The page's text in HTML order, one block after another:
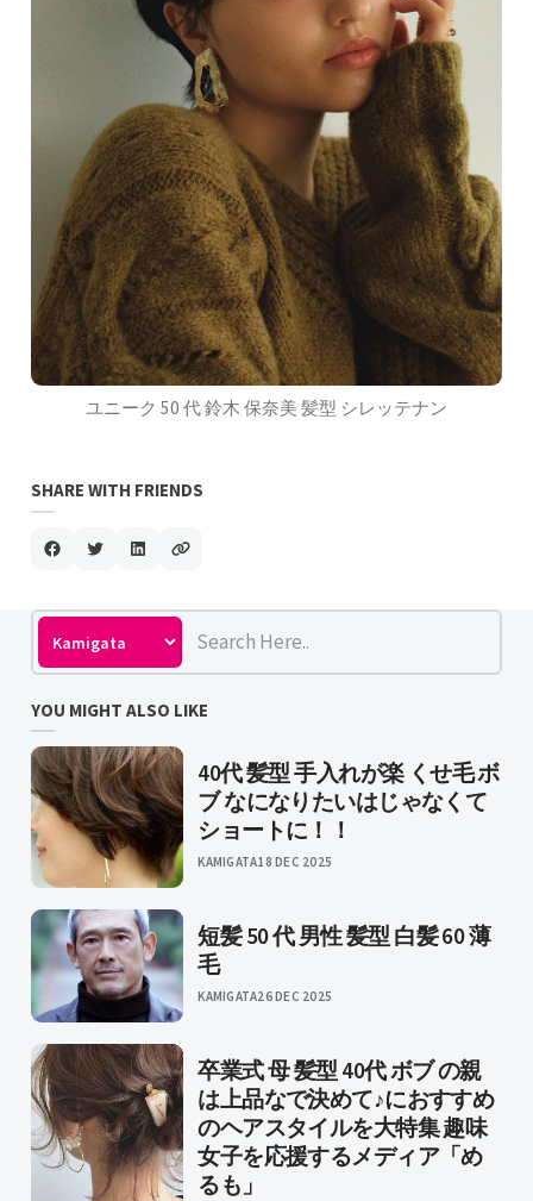
ユニーク 50 代 鈴木 保奈美 髪型 シレッテナン
SHARE WITH FRIENDS
YOU MIGHT ALSO LIKE
40代 髪型 手入れが楽 くせ毛 ボ
ブ なになりたいはじゃなくて
ショートに！！
KAMIGATA18 DEC 2025
短髪 50 代 男性 髪型 白髪 60 薄
毛
KAMIGATA26 DEC 2025
卒業式 母 髪型 40代 ボブ の親
は上品なで決めて♪におすすめ
のヘアスタイルを大特集 趣味
女子を応援するメディア「め
るも」